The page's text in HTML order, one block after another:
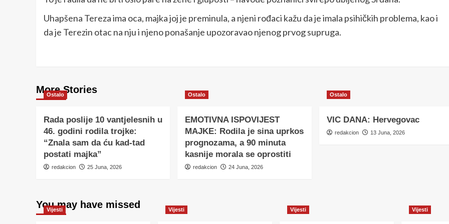
Uhapšena Tereza ima oca, majka joj je preminula, a njeni rođaci kažu da je imala psihičkih problema, kao i
da je Terezin otac na nju i njeno ponašanje upozoravao njenog prvog supruga.
More Stories
Ostalo
Rada poslije 10 vantjelesnih u
46. godini rodila trojke:
“Znala sam da ću kad-tad
postati majka”
redakcion 25 Juna, 2026
Ostalo
EMOTIVNA ISPOVIJEST
MAJKE: Rodila je sina uprkos
prognozama, a 90 minuta
kasnije morala se oprostiti
redakcion 24 Juna, 2026
Ostalo
VIC DANA: Hervegovac
redakcion 13 Juna, 2026
You may have missed
Vijesti Vijesti Vijesti Vijesti